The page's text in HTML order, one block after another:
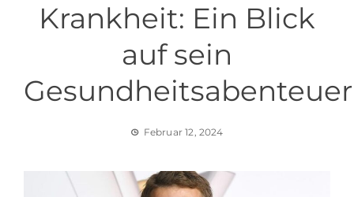
Krankheit: Ein Blick
auf sein
Gesundheitsabenteuer
Februar 12, 2024